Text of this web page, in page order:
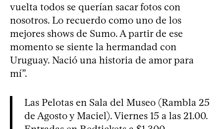
vuelta todos se querían sacar fotos con
nosotros. Lo recuerdo como uno de los
mejores shows de Sumo. A partir de ese
momento se siente la hermandad con
Uruguay. Nació una historia de amor para
mí”.
Las Pelotas en Sala del Museo (Rambla 25
de Agosto y Maciel). Viernes 15 a las 21.00.